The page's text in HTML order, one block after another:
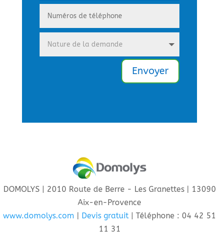
Envoyer
DOMOLYS | 2010 Route de Berre - Les Granettes | 13090
Aix-en-Provence
www.domolys.com | Devis gratuit | Téléphone : 04 42 51
11 31